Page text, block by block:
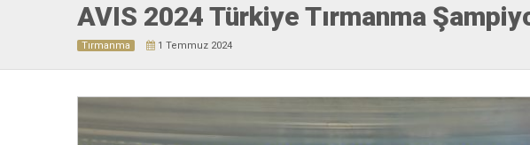
AVIS 2024 Türkiye Tırmanma
Tırmanma 1 Temmuz 2024